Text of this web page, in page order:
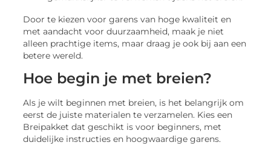
Door te kiezen voor garens van hoge kwaliteit en
met aandacht voor duurzaamheid, maak je niet
alleen prachtige items, maar draag je ook bij aan een
betere wereld.
Hoe begin je met breien?
Als je wilt beginnen met breien, is het belangrijk om
eerst de juiste materialen te verzamelen. Kies een
Breipakket dat geschikt is voor beginners, met
duidelijke instructies en hoogwaardige garens.